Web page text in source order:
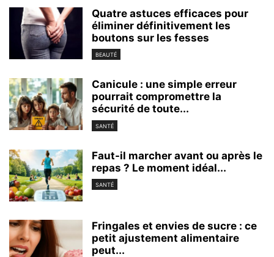
Quatre astuces efficaces pour
éliminer définitivement les
boutons sur les fesses
BEAUTÉ
Canicule : une simple erreur
pourrait compromettre la
sécurité de toute...
SANTÉ
Faut-il marcher avant ou après le
repas ? Le moment idéal...
SANTÉ
Fringales et envies de sucre : ce
petit ajustement alimentaire
peut...